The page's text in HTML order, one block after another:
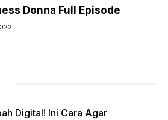
Donna Full Episode
Digital! Ini Cara Agar